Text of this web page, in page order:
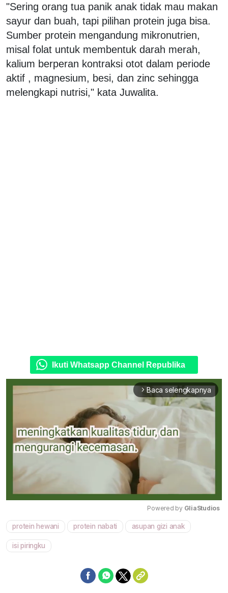
"Sering orang tua panik anak tidak mau makan
sayur dan buah, tapi pilihan protein juga bisa.
Sumber protein mengandung mikronutrien,
misal folat untuk membentuk darah merah,
kalium berperan kontraksi otot dalam periode
aktif , magnesium, besi, dan zinc sehingga
melengkapi nutrisi," kata Juwalita.
Ikuti Whatsapp Channel Republika
arrow_forward_ios Baca selengkapnya
Mute
Powered by GliaStudios
protein hewani protein nabati asupan gizi anak
isi piringku